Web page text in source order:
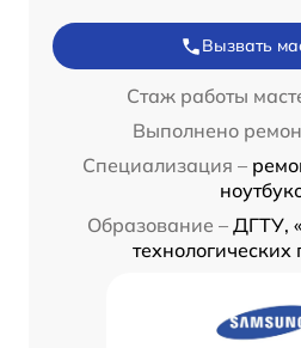
Вызвать
Стаж работы
Выполнено
Специализация –
Образование – ДГТУ,
технологических